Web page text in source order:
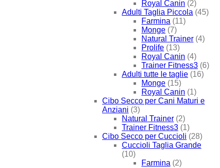
Royal Canin (2)
Adulti Taglia Piccola (45)
Farmina (11)
Monge (7)
Natural Trainer (4)
Prolife (13)
Royal Canin (4)
Trainer Fitness3 (6)
Adulti tutte le taglie (16)
Monge (15)
Royal Canin (1)
Cibo Secco per Cani Maturi e
Anziani (3)
Natural Trainer (2)
Trainer Fitness3 (1)
Cibo Secco per Cuccioli (28)
Cuccioli Taglia Grande
(10)
Farmina (2)